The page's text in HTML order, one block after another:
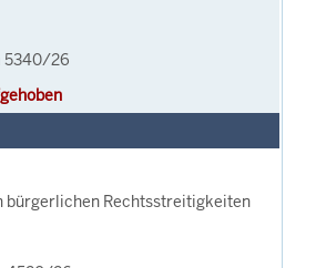
5340/26
bürgerlichen Rechtsstreitigkeiten